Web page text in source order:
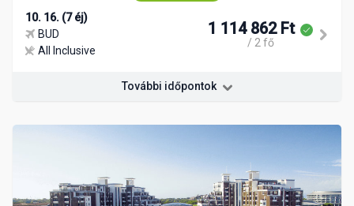
10. 16. (7 éj)
BUD
All Inclusive
1 114 862 Ft
/ 2 fő
További időpontok